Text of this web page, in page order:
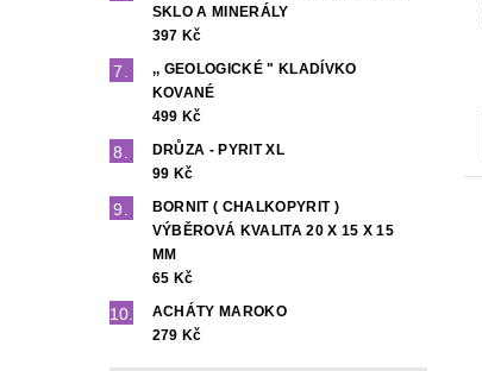
SKLO A MINERÁLY
397 Kč
,, GEOLOGICKÉ " KLADÍVKO
KOVANÉ
499 Kč
DRŮZA - PYRIT XL
99 Kč
BORNIT ( CHALKOPYRIT )
VÝBĚROVÁ KVALITA 20 X 15 X 15
MM
65 Kč
ACHÁTY MAROKO
279 Kč